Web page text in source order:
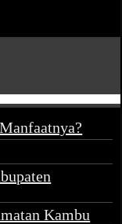
Kambu